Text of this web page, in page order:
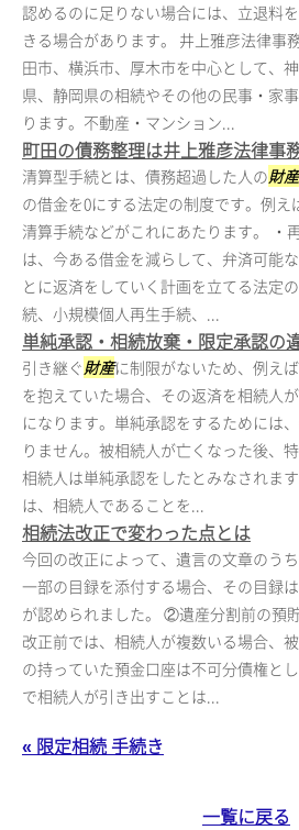
認めるのに足りない場合には、立退料
きる場合があります。 井上雅彦法律事
田市、横浜市、厚木市を中心として、
県、静岡県の相続やその他の民事・家
ります。不動産・マンション...
町田の債務整理は井上雅彦法律事
清算型手続とは、債務超過した人の財産
の借金を0にする法定の制度です。例え
清算手続などがこれにあたります。 ・
は、今ある借金を減らして、弁済可能
とに返済をしていく計画を立てる法定
続、小規模個人再生手続、...
単純承認・相続放棄・限定承認の
引き継ぐ財産に制限がないため、例え
を抱えていた場合、その返済を相続人
になります。単純承認をするためには
りません。被相続人が亡くなった後、
相続人は単純承認をしたとみなされま
は、相続人であることを...
相続法改正で変わった点とは
今回の改正によって、遺言の文章のう
一部の目録を添付する場合、その目録
が認められました。 ②遺産分割前の預
改正前では、相続人が複数いる場合、
の持っていた預金口座は不可分債権と
で相続人が引き出すことは...
« 限定相続 手続き
一覧に戻る